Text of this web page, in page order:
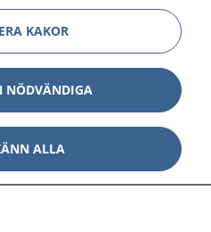
Visa
Visa
KAKOR
NÖDVÄNDIGA
ALLA